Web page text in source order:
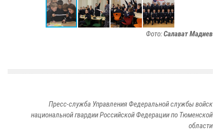
Фото:Салават Мадиев
Пресс-служба Управления Федеральной службы войск
национальной гвардии Российской Федерации по Тюменской
области